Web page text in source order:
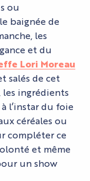
ou
baignée de
les
et du
Lori Moreau
salés de cet
ingrédients
l’instar du foie
céréales ou
compléter ce
et même
un show